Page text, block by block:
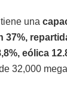
una
37%,
eólica
32,000